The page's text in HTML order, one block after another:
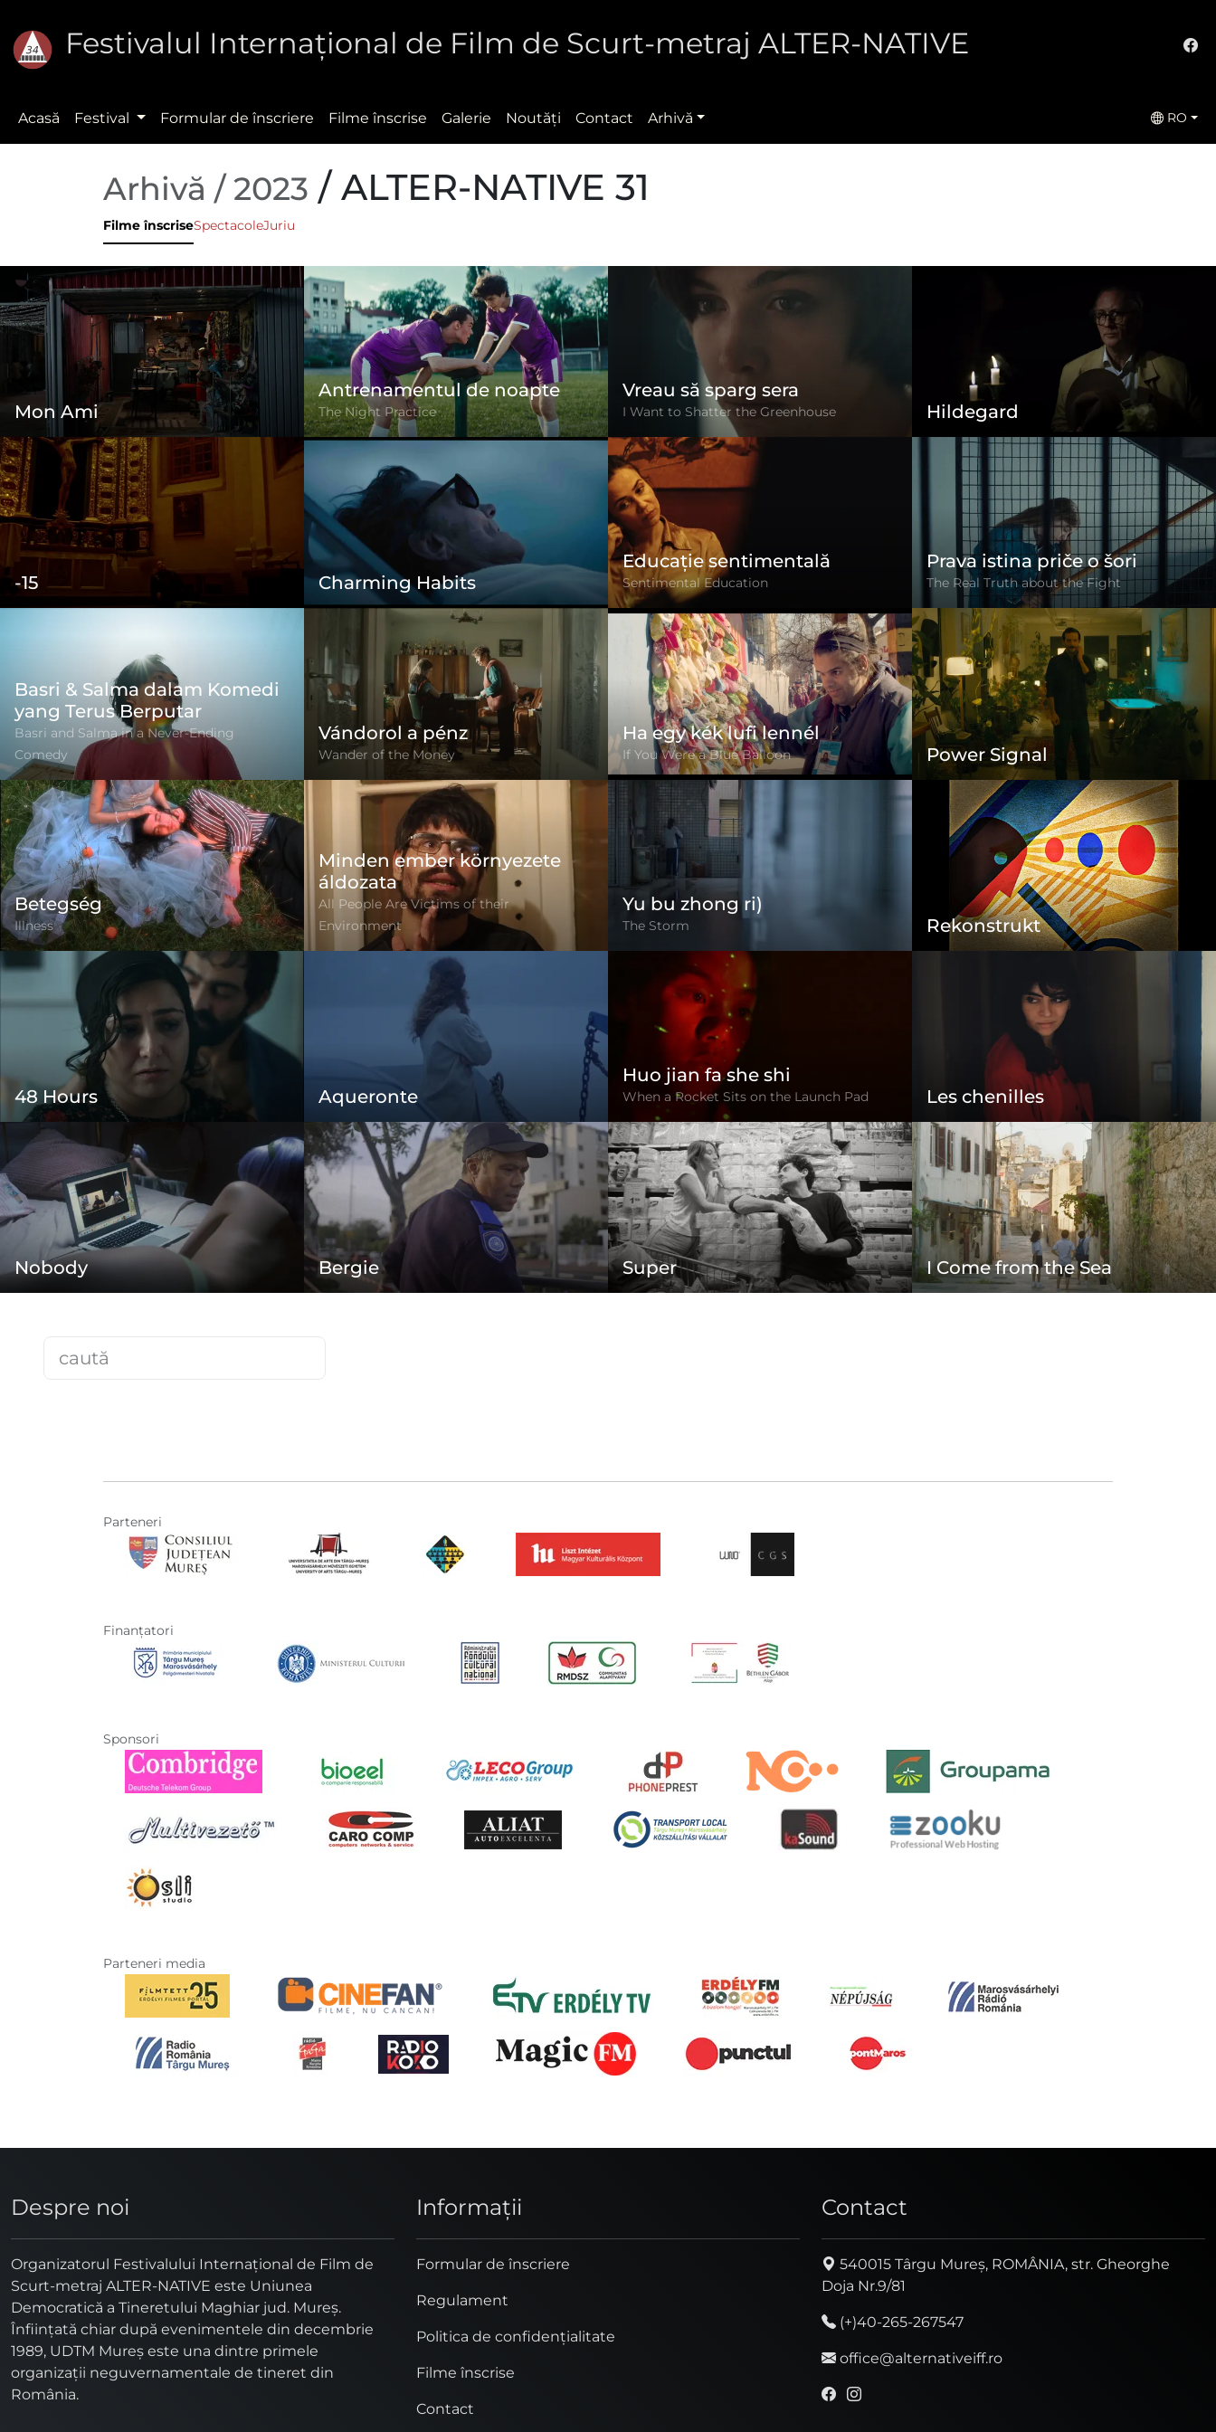
Festivalul Internaţional de Film de Scurt-metraj ALTER-NATIVE
Acasă Festival Formular de înscriere Filme înscrise Galerie Noutăţi Contact Arhivă RO
Arhivă / 2023 / ALTER-NATIVE 31
Filme înscriseSpectacoleJuriu
Mon Ami
Antrenamentul de noapte
The Night Practice
Vreau să sparg sera
I Want to Shatter the Greenhouse Hildegard
-15 Charming Habits
Educație sentimentală
Sentimental Education
Prava istina priče o šori
The Real Truth about the Fight
Basri & Salma dalam Komedi
yang Terus Berputar
Basri and Salma in a Never-Ending
Comedy
Vándorol a pénz
Wander of the Money
Ha egy kék lufi lennél
If You Were a Blue Balloon Power Signal
Betegség
Illness
Minden ember környezete
áldozata
All People Are Victims of their
Environment
Yu bu zhong ri)
The Storm Rekonstrukt
48 Hours Aqueronte
Huo jian fa she shi
When a Rocket Sits on the Launch Pad Les chenilles
Nobody Bergie Super I Come from the Sea
Parteneri
Finanţatori
Sponsori
Parteneri media
Despre noi
Organizatorul Festivalului Internaţional de Film de
Scurt-metraj ALTER-NATIVE este Uniunea
Democratică a Tineretului Maghiar jud. Mureş.
Înfiinţată chiar după evenimentele din decembrie
1989, UDTM Mureş este una dintre primele
organizaţii neguvernamentale de tineret din
România.
Informaţii
Formular de înscriere
Regulament
Politica de confidențialitate
Filme înscrise
Contact
Contact
540015 Târgu Mureș, ROMÂNIA, str. Gheorghe
Doja Nr.9/81
(+)40-265-267547
office@alternativeiff.ro